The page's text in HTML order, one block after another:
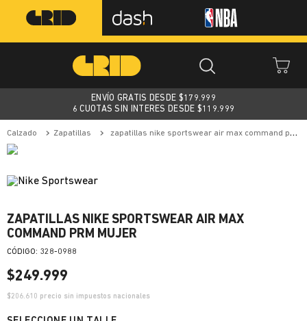
ENVÍO GRATIS DESDE $179.999
6 CUOTAS SIN INTERES DESDE $119.999
calzado zapatillas zapatillas nike sportswear air max command prm mujer
ZAPATILLAS NIKE SPORTSWEAR AIR MAX
COMMAND PRM MUJER
: 328-0988
$249.999
$206.610 precio sin impuestos nacionales